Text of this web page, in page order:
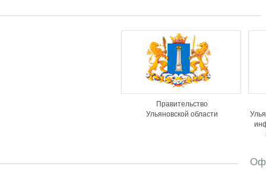
Правительство
Ульяновской области